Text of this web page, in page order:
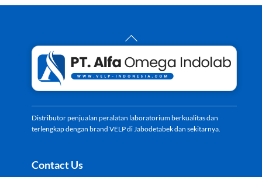
Back
To
Top
Distributor penjualan peralatan laboratorium berkualitas dan
terlengkap dengan brand VELP di Jabodetabek dan sekitarnya.
Contact Us